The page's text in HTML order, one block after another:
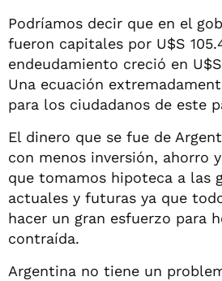
Podríamos decir que en el
fueron capitales por U$S
endeudamiento creció en
Una ecuación
para los ciudadanos de este
El dinero que se fue de
con menos inversión, ahorro
que tomamos hipoteca a las
actuales y futuras ya que
hacer un gran esfuerzo para
contraída.
Argentina no tiene un